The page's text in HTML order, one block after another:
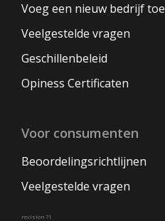
Voeg een nieuw bedrijf toe
Veelgestelde vragen
Geschillenbeleid
Opiness Certificaten
Voor consumenten
Beoordelingsrichtlijnen
Veelgestelde vragen
revision 71